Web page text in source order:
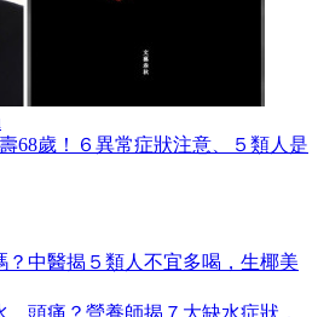
68歲！６異常症狀注意、５類人是
？中醫揭５類人不宜多喝，生椰美
頭痛？營養師揭７大缺水症狀，